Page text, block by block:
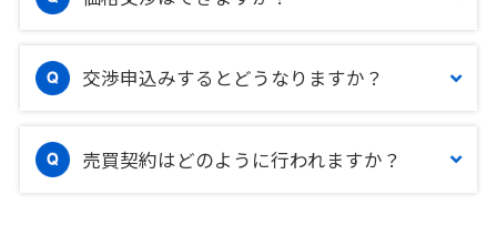
交渉申込みするとどうなりますか？
売買契約はどのように行われますか？